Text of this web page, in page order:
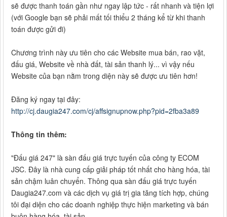
sẽ được thanh toán gần như ngay lập tức - rất nhanh và tiện lợi
(với Google bạn sẽ phải mất tối thiểu 2 tháng kể từ khi thanh
toán được gửi đi)
Chương trình này ưu tiên cho các Website mua bán, rao vặt,
đấu giá, Website về nhà đất, tài sản thanh lý... vì vậy nếu
Website của bạn nằm trong diện này sẽ được ưu tiên hơn!
Đăng ký ngay tại đây:
http://cj.daugia247.com/cj/affsignupnow.php?pid=2fba3a89
Thông tin thêm:
"Đấu giá 247" là sàn đấu giá trực tuyến của công ty ECOM
JSC. Đây là nhà cung cấp giải pháp tốt nhất cho hàng hóa, tài
sản chậm luân chuyển. Thông qua sàn đấu giá trực tuyến
Daugia247.com và các dịch vụ giá trị gia tăng tích hợp, chúng
tôi đại diện cho các doanh nghiệp thực hiện marketing và bán